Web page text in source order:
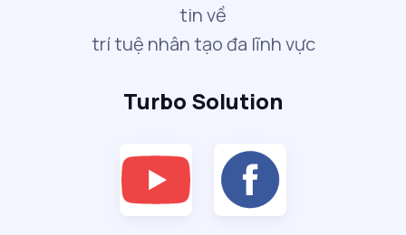
tin về
trí tuệ nhân tạo đa lĩnh vực
Turbo Solution